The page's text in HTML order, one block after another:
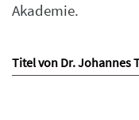
Akademie.
Titel von Dr. Johannes